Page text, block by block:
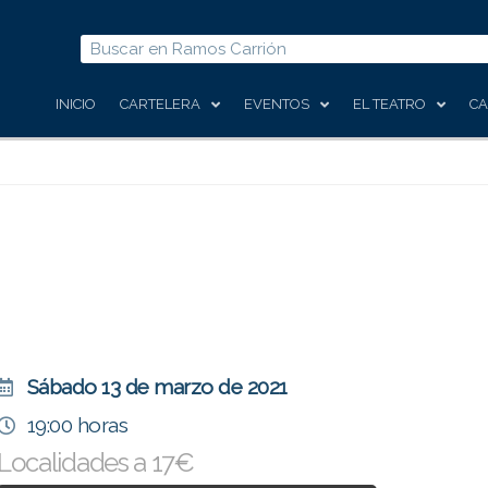
INICIO CARTELERA EVENTOS EL TEATRO
Sábado 13 de marzo de 2021
19:00 horas
Localidades a 17€